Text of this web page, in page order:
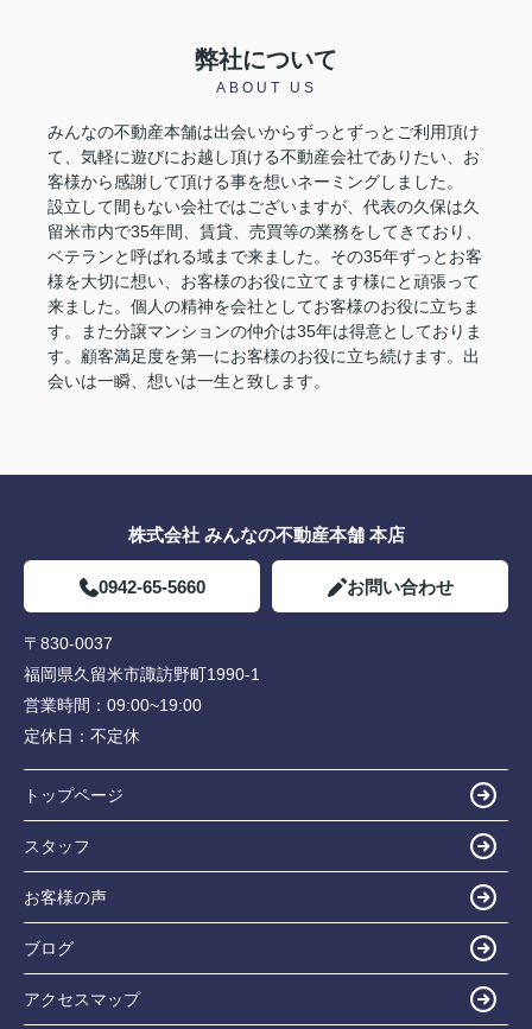
弊社について
ABOUT US
みんなの不動産本舗は出会いからずっとずっとご利用頂け
て、気軽に遊びにお越し頂ける不動産会社でありたい、お
客様から感謝して頂ける事を想いネーミングしました。
設立して間もない会社ではございますが、代表の久保は久
留米市内で35年間、賃貸、売買等の業務をしてきており、
ベテランと呼ばれる域まで来ました。その35年ずっとお客
様を大切に想い、お客様のお役に立てます様にと頑張って
来ました。個人の精神を会社としてお客様のお役に立ちま
す。また分譲マンションの仲介は35年は得意としておりま
す。顧客満足度を第一にお客様のお役に立ち続けます。出
会いは一瞬、想いは一生と致します。
株式会社 みんなの不動産本舗 本店
0942-65-5660 お問い合わせ
〒830-0037
福岡県久留米市諏訪野町1990-1
営業時間： 09:00~19:00
定休日： 不定休
トップページ
スタッフ
お客様の声
ブログ
アクセスマップ